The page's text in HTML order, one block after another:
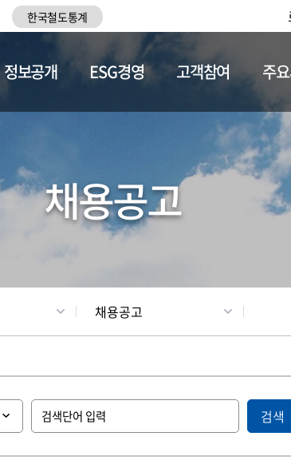
한국철도통계
채용정보
정보공개 ESG경영 고객참여 주
채용공고
채용공고
검색